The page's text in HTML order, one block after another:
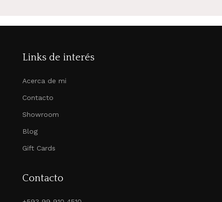
Links de interés
Acerca de mi
Contacto
Showroom
Blog
Gift Cards
Contacto